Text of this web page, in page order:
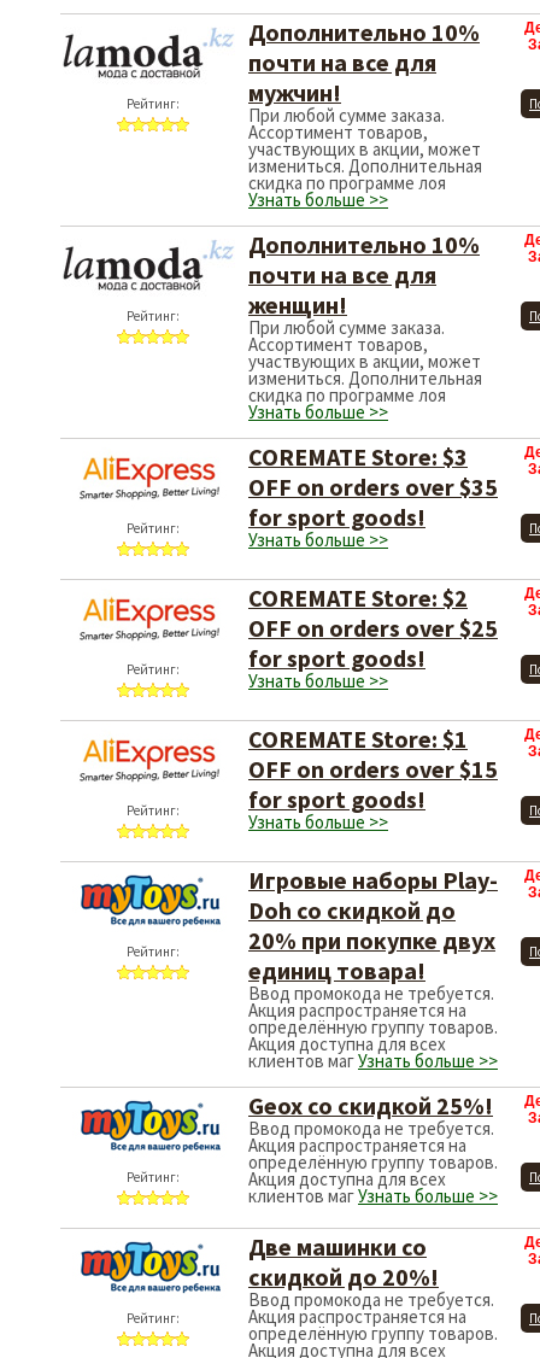
Рейтинг:
Дополнительно 10%
почти на все для
мужчин!
При любой сумме заказа.
Ассортимент товаров,
участвующих в акции, может
измениться. Дополнительная
скидка по программе лоя
Узнать больше >>
Рейтинг:
Дополнительно 10%
почти на все для
женщин!
При любой сумме заказа.
Ассортимент товаров,
участвующих в акции, может
измениться. Дополнительная
скидка по программе лоя
Узнать больше >>
Рейтинг:
COREMATE Store: $3
OFF on orders over $35
for sport goods!
Узнать больше >>
Рейтинг:
COREMATE Store: $2
OFF on orders over $25
for sport goods!
Узнать больше >>
Рейтинг:
COREMATE Store: $1
OFF on orders over $15
for sport goods!
Узнать больше >>
Рейтинг:
Игровые наборы Play-
Doh со скидкой до
20% при покупке двух
единиц товара!
Ввод промокода не требуется.
Акция распространяется на
определённую группу товаров.
Акция доступна для всех
клиентов магУзнать больше >>
Рейтинг:
Geox со скидкой 25%!
Ввод промокода не требуется.
Акция распространяется на
определённую группу товаров.
Акция доступна для всех
клиентов магУзнать больше >>
Рейтинг:
Две машинки со
скидкой до 20%!
Ввод промокода не требуется.
Акция распространяется на
определённую группу товаров.
Акция доступна для всех